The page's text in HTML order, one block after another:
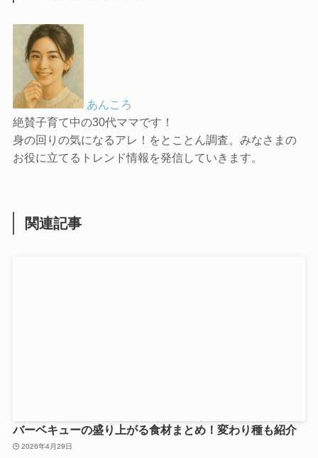
あんころ
絶賛子育て中の30代ママです！
身の回りの気になるアレ！をとことん調査。みなさまの
お役に立てるトレンド情報を発信していきます。
関連記事
バーベキューの盛り上がる食材まとめ！変わり種も紹介
2026年4月29日